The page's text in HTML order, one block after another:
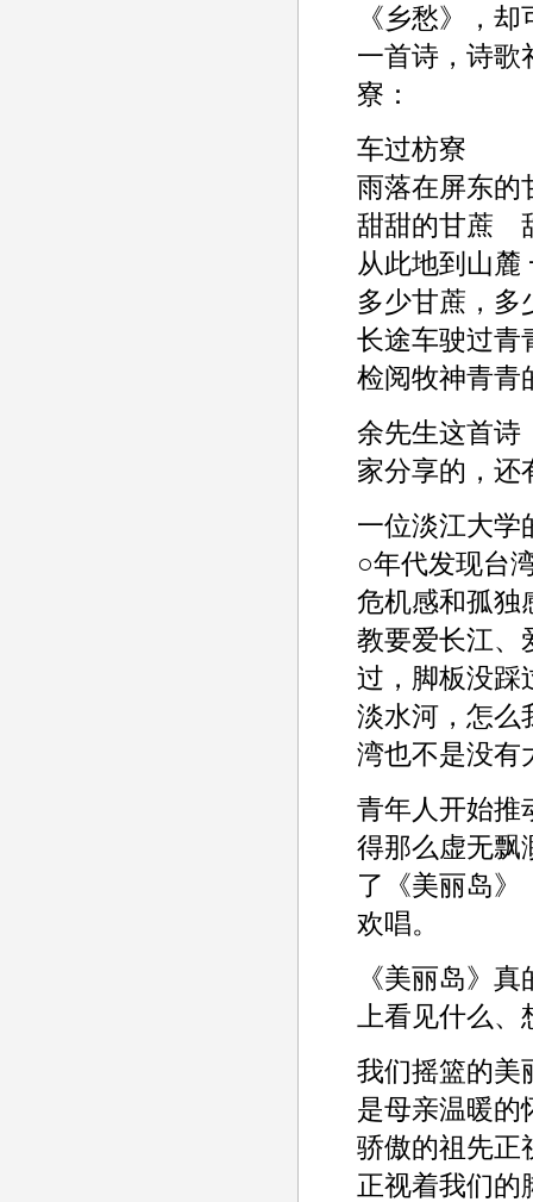
《乡愁》，
一首诗，诗歌
寮：
车过枋寮
雨落在屏东的
甜甜的甘蔗
从此地到山麓
多少甘蔗，多
长途车驶过青
检阅牧神青青
余先生这首诗
家分享的，还
一位淡江大学
○年代发现台
危机感和孤独
教要爱长江
过，脚板没踩
淡水河，怎么
湾也不是没有
青年人开始推
得那么虚无飘
了《美丽岛》
欢唱。
《美丽岛》
上看见什么
我们摇篮的美
是母亲温暖的
骄傲的祖先正
正视着我们的